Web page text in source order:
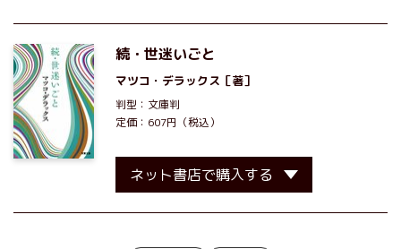
続・世迷いごと
マツコ・デラックス ［著］
判型：文庫判
定価：607円（税込）
ネット書店で購入する